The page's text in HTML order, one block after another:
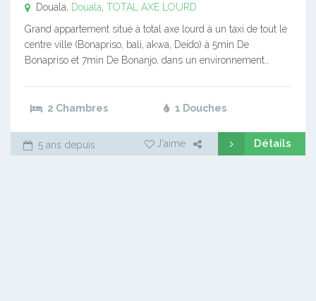
Douala, Douala TOTAL AXE LOURD
Grand appartement situé à total axe lourd à un taxi de tout le
centre ville (Bonapriso, bali, akwa, Deido) à 5min De
Bonapriso et 7min De Bonanjo, dans un environnement…
2 Chambres 1 Douches
5 ans depuis J'aime Détails